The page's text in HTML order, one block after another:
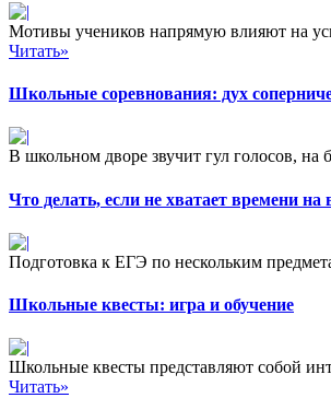
Мотивы учеников напрямую влияют на
Читать»
Школьные соревнования: дух
В школьном дворе звучит гул голосов, на
Что делать, если не хватает времени на
Подготовка к ЕГЭ по нескольким
Школьные квесты: игра и обучение
Школьные квесты представляют собой
Читать»